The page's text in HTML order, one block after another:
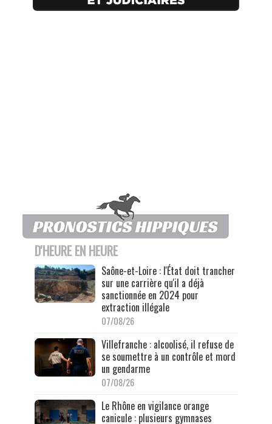
D'HEURE EN HEURE
Saône-et-Loire : l'État doit trancher
sur une carrière qu'il a déjà
sanctionnée en 2024 pour
extraction illégale
07/08/26
Villefranche : alcoolisé, il refuse de
se soumettre à un contrôle et mord
un gendarme
07/08/26
Le Rhône en vigilance orange
canicule : plusieurs gymnases